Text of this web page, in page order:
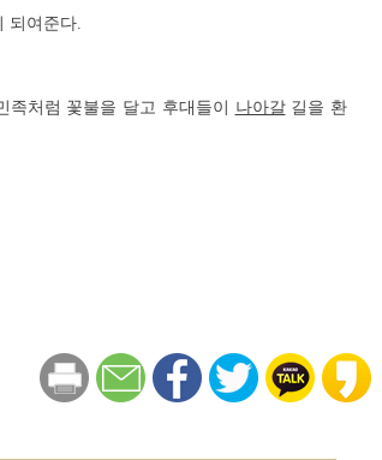
되여준다.
족처럼 꽃불을 달고 후대들이 나아갈길을 환